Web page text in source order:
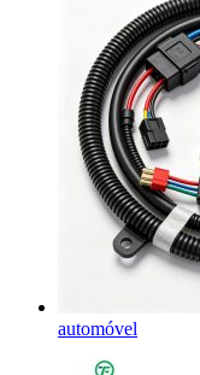
automóvel